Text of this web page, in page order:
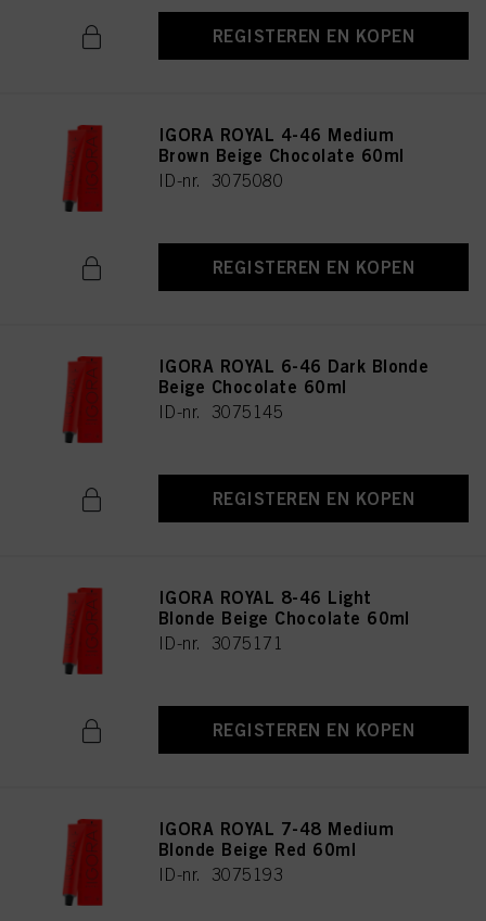
REGISTEREN EN KOPEN
IGORA ROYAL 4-46 Medium
Brown Beige Chocolate 60ml
ID-nr. 3075080
REGISTEREN EN KOPEN
IGORA ROYAL 6-46 Dark Blonde
Beige Chocolate 60ml
ID-nr. 3075145
REGISTEREN EN KOPEN
IGORA ROYAL 8-46 Light
Blonde Beige Chocolate 60ml
ID-nr. 3075171
REGISTEREN EN KOPEN
IGORA ROYAL 7-48 Medium
Blonde Beige Red 60ml
ID-nr. 3075193